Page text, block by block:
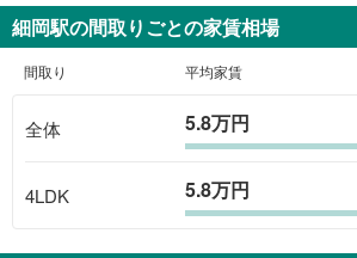
細岡駅の間取りごとの家賃相場
間取り 平均家賃
全体 5.8万円
4LDK 5.8万円